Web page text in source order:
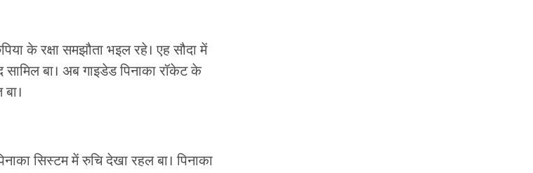
के रक्षा समझौता भइल रहे। एह सौदा में
बा। अब गाइडेड पिनाका रॉकेट के
सिस्टम में रुचि देखा रहल बा। पिनाका